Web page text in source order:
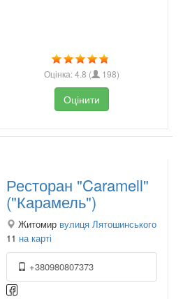
Оцінка:4.8 ( 198)
Оцінити
Ресторан "Caramell"
("Карамель")
Житомир вулиця Лятошинського
11 на карті
+380980807373